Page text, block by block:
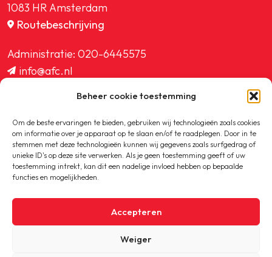
Beheer cookie toestemming
Om de beste ervaringen te bieden, gebruiken wij technologieën zoals cookies
om informatie over je apparaat op te slaan en/of te raadplegen. Door in te
stemmen met deze technologieën kunnen wij gegevens zoals surfgedrag of
unieke ID's op deze site verwerken. Als je geen toestemming geeft of uw
toestemming intrekt, kan dit een nadelige invloed hebben op bepaalde
functies en mogelijkheden.
Accepteren
Weiger
1083 HR Amsterdam
Routebeschrijving
Administratie: 020-6445575
info@afc.nl
ledenadministratie@afc.nl
Copyright © 2020-2026 AFC
Privacybeleid